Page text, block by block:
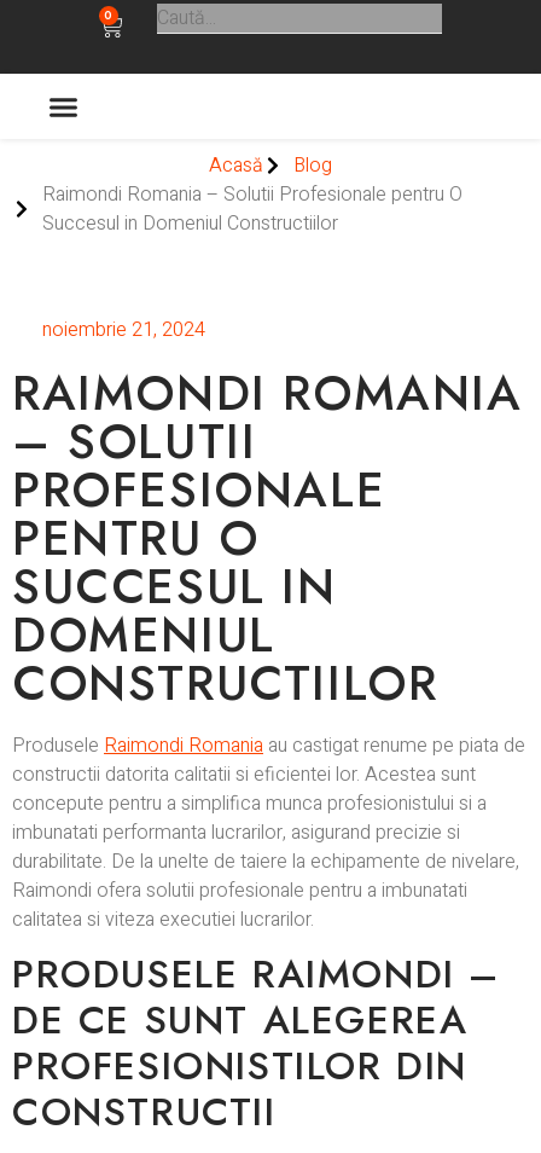
0
Acasă
Blog
Raimondi Romania – Solutii Profesionale pentru O
Succesul in Domeniul Constructiilor
noiembrie 21, 2024
RAIMONDI ROMANIA
– SOLUTII
PROFESIONALE
PENTRU O
SUCCESUL IN
DOMENIUL
CONSTRUCTIILOR
Produsele RaimondiRomania au castigat renume pe piata de
constructii datorita calitatii si eficientei lor. Acestea sunt
concepute pentru a simplifica munca profesionistului si a
imbunatati performanta lucrarilor, asigurand precizie si
durabilitate. De la unelte de taiere la echipamente de nivelare,
Raimondi ofera solutii profesionale pentru a imbunatati
calitatea si viteza executiei lucrarilor.
PRODUSELE RAIMONDI –
DE CE SUNT ALEGEREA
PROFESIONISTILOR DIN
CONSTRUCTII